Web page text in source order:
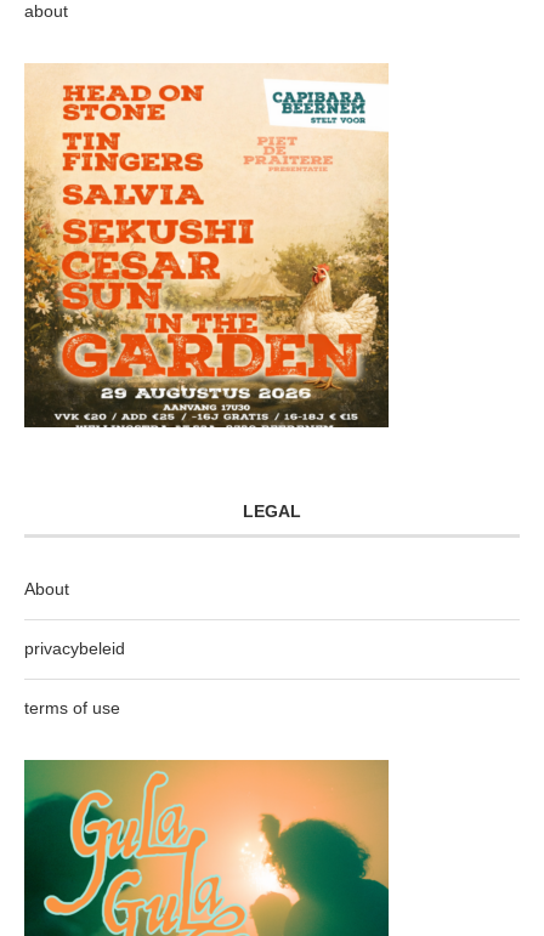
about
LEGAL
About
privacybeleid
terms of use